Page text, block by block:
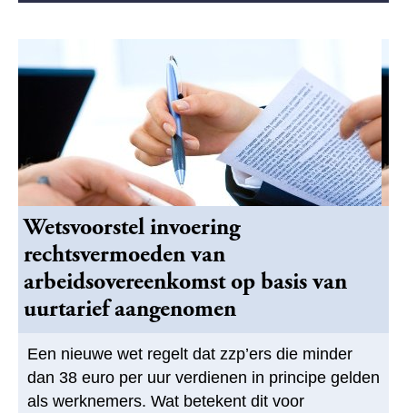
Wetsvoorstel invoering
rechtsvermoeden van
arbeidsovereenkomst op basis van
uurtarief aangenomen
Een nieuwe wet regelt dat zzp’ers die minder
dan 38 euro per uur verdienen in principe gelden
als werknemers. Wat betekent dit voor